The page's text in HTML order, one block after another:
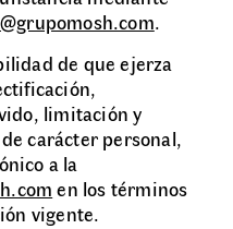
.
de que ejerza
limitación y
carácter personal,
a la
en los términos
vigente.